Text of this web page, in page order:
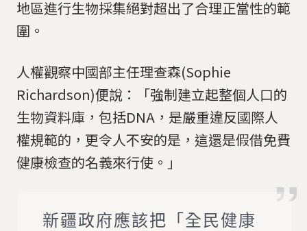
地區進行生物採集絕對超出了合理正當性的範
圍。
人權觀察中國部主任理查森(Sophie
Richardson)便說：「強制建立起整個人口的
生物資料庫，包括DNA，是嚴重違反國際人
權規範的，更令人不安的是，這還是假借免費
健康檢查的名義來行使。」
新疆政府應該把「全民健康